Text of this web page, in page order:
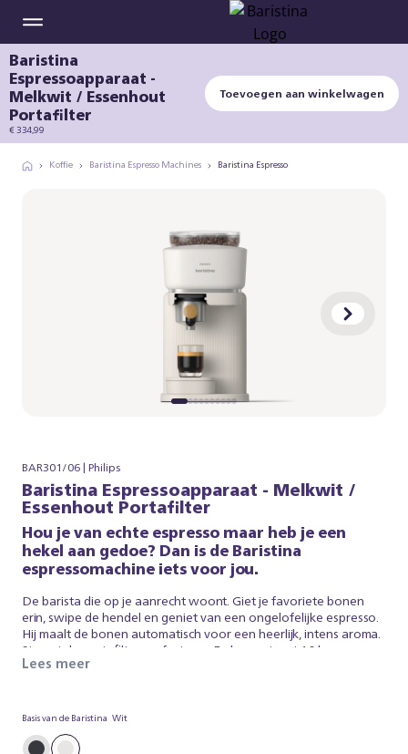
Baristina
Espressoapparaat -
Melkwit / Essenhout
Portafilter
€ 334,99
Toevoegen aan winkelwagen
Koffie Baristina Espresso Machines Baristina Espresso
BAR301/06 | Philips
Baristina Espressoapparaat - Melkwit /
Essenhout Portafilter
Hou je van echte espresso maar heb je een
hekel aan gedoe? Dan is de Baristina
espressomachine iets voor jou.
De barista die op je aanrecht woont. Giet je favoriete bonen
erin, swipe de hendel en geniet van een ongelofelijke espresso.
Hij maalt de bonen automatisch voor een heerlijk, intens aroma.
Stampt de portafilter perfect aan. En brouwt met 16 bar
drukpomp, zodat je koffie smaakt net zoals een barista hem
gebrouwen koffie. Dus swipe de hendel - en maak je klaar voor
echte espresso. Zonder gedoe.
Lees meer
Basis van de Baristina Wit